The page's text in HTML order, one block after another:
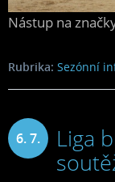
Nástup na
Rubrika: Sezónní
6. 7.
Liga